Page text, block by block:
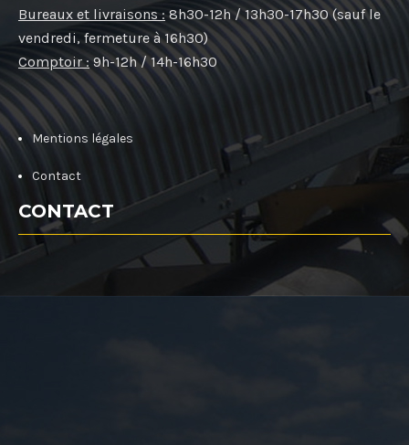
Bureaux et livraisons : 8h30-12h / 13h30-17h30 (sauf le
vendredi, fermeture à 16h30)
Comptoir : 9h-12h / 14h-16h30
Mentions légales
Contact
CONTACT